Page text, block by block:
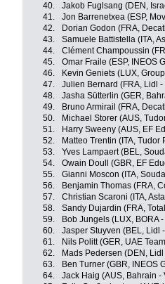
40.
Jakob Fuglsang (DEN,
41.
Jon Barrenetxea (ESP,
42.
Dorian Godon (FRA,
43.
Samuele Battistella (ITA,
44.
Clément Champoussin
45.
Omar Fraile (ESP, INEOS
46.
Kevin Geniets (LUX,
47.
Julien Bernard (FRA, Lidl -
48.
Jasha Sütterlin (GER,
49.
Bruno Armirail (FRA,
50.
Michael Storer (AUS,
51.
Harry Sweeny (AUS, EF
52.
Matteo Trentin (ITA, Tudor
53.
Yves Lampaert (BEL,
54.
Owain Doull (GBR, EF
55.
Gianni Moscon (ITA,
56.
Benjamin Thomas (FRA,
57.
Christian Scaroni (ITA,
58.
Sandy Dujardin (FRA,
59.
Bob Jungels (LUX, BORA
60.
Jasper Stuyven (BEL, Lidl
61.
Nils Politt (GER, UAE
62.
Mads Pedersen (DEN,
63.
Ben Turner (GBR, INEOS
64.
Jack Haig (AUS, Bahrain -